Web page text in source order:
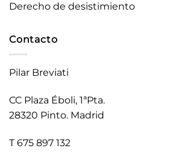
Derecho de desistimiento
Contacto
Pilar Breviati
CC Plaza Éboli, 1ªPta.
28320 Pinto. Madrid
T 675 897 132